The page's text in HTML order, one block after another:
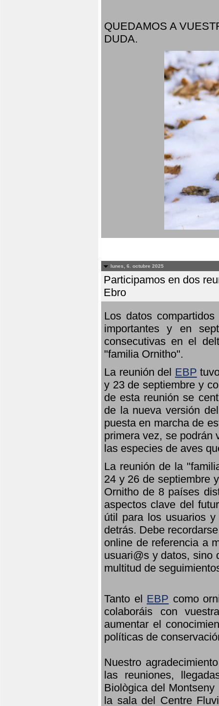
QUEDAMOS A
DUDA.
lunes, 6. octubre 2025
Participamos en dos
Ebro
Los datos
importantes y en
consecutivas en el
"familia Ornitho".
La reunión del EBP
y 23 de septiembre y
de esta reunión se
de la nueva versión
puesta en marcha de
primera vez, se podrán
las especies de aves
La reunión de la
24 y 26 de septiembre
Ornitho de 8 países
aspectos clave del
útil para los usuarios
detrás. Debe
online de referencia a
usuari@s y datos, sino
multitud de
Tanto el EBP como
colaboráis con
aumentar el
políticas de
Nuestro
las reuniones,
Biològica del
la sala del Centre